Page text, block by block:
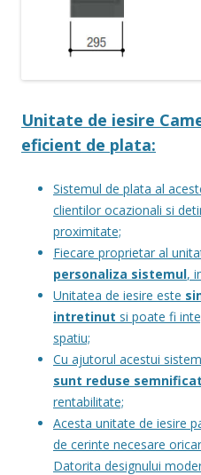
Unitate de iesire
eficient de plata:
Sistemul de plata al
clientilor ocazionali si
proximitate;
Fiecare proprietar al
personaliza sistemul,
Unitatea de iesire este
intretinut si poate fi
spatiu;
Cu ajutorul acestui
sunt reduse
rentabilitate;
Acesta unitate de iesire
de cerinte necesare
Datorita designului